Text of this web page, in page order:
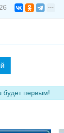
будет первым!